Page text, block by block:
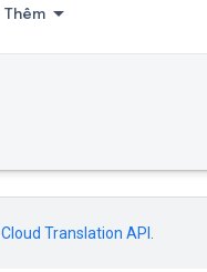
Thêm
Cloud Translation API